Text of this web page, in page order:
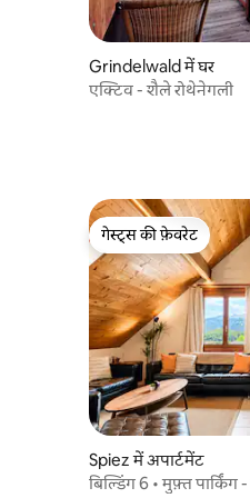
Grindelwald में घर
एक्टिव - शैले रोथेनेगली
गेस्ट्स की फ़ेवरेट
गेस्ट्स की फ़ेवरेट
Spiez में अपार्टमेंट
बिल्डिंग 6 • मुफ़्त